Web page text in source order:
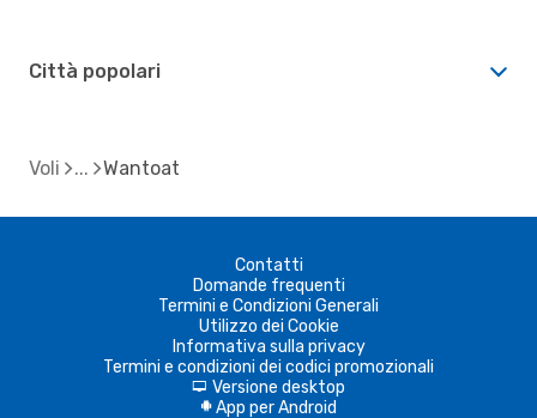
Città popolari
Voli Wantoat
Contatti
Domande frequenti
Termini e Condizioni Generali
Utilizzo dei Cookie
Informativa sulla privacy
Termini e condizioni dei codici promozionali
d Versione desktop
A App per Android